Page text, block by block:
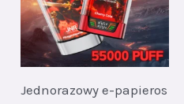
Jednorazowy e-papieros